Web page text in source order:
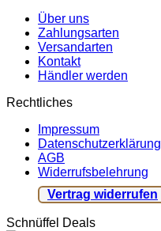
Über uns
Zahlungsarten
Versandarten
Kontakt
Händler werden
Rechtliches
Impressum
Datenschutzerklärung
AGB
Widerrufsbelehrung
Vertrag widerrufen
Schnüffel Deals